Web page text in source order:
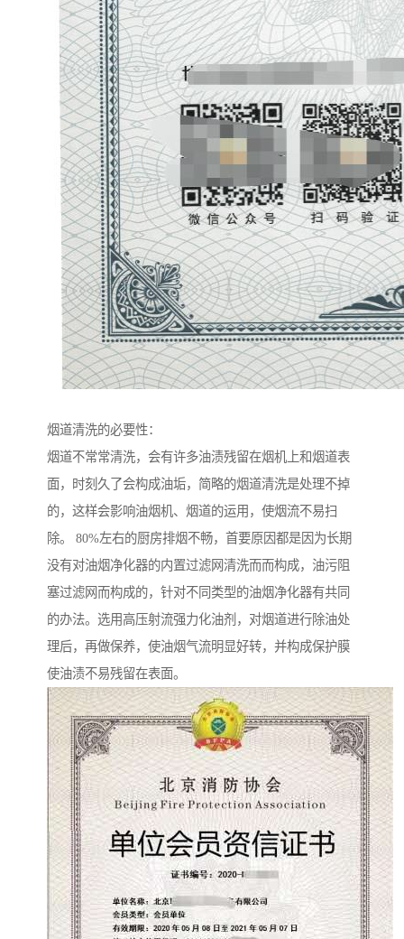
烟道清洗的必要性：
烟道不常常清洗，会有许多油渍残留在烟机上和烟道表
面，时刻久了会构成油垢，简略的烟道清洗是处理不掉
的，这样会影响油烟机、烟道的运用，使烟流不易扫
除。 80%左右的厨房排烟不畅，首要原因都是因为长期
没有对油烟净化器的内置过滤网清洗而而构成，油污阻
塞过滤网而构成的，针对不同类型的油烟净化器有共同
的办法。选用高压射流强力化油剂，对烟道进行除油处
理后，再做保养，使油烟气流明显好转，并构成保护膜
使油渍不易残留在表面。